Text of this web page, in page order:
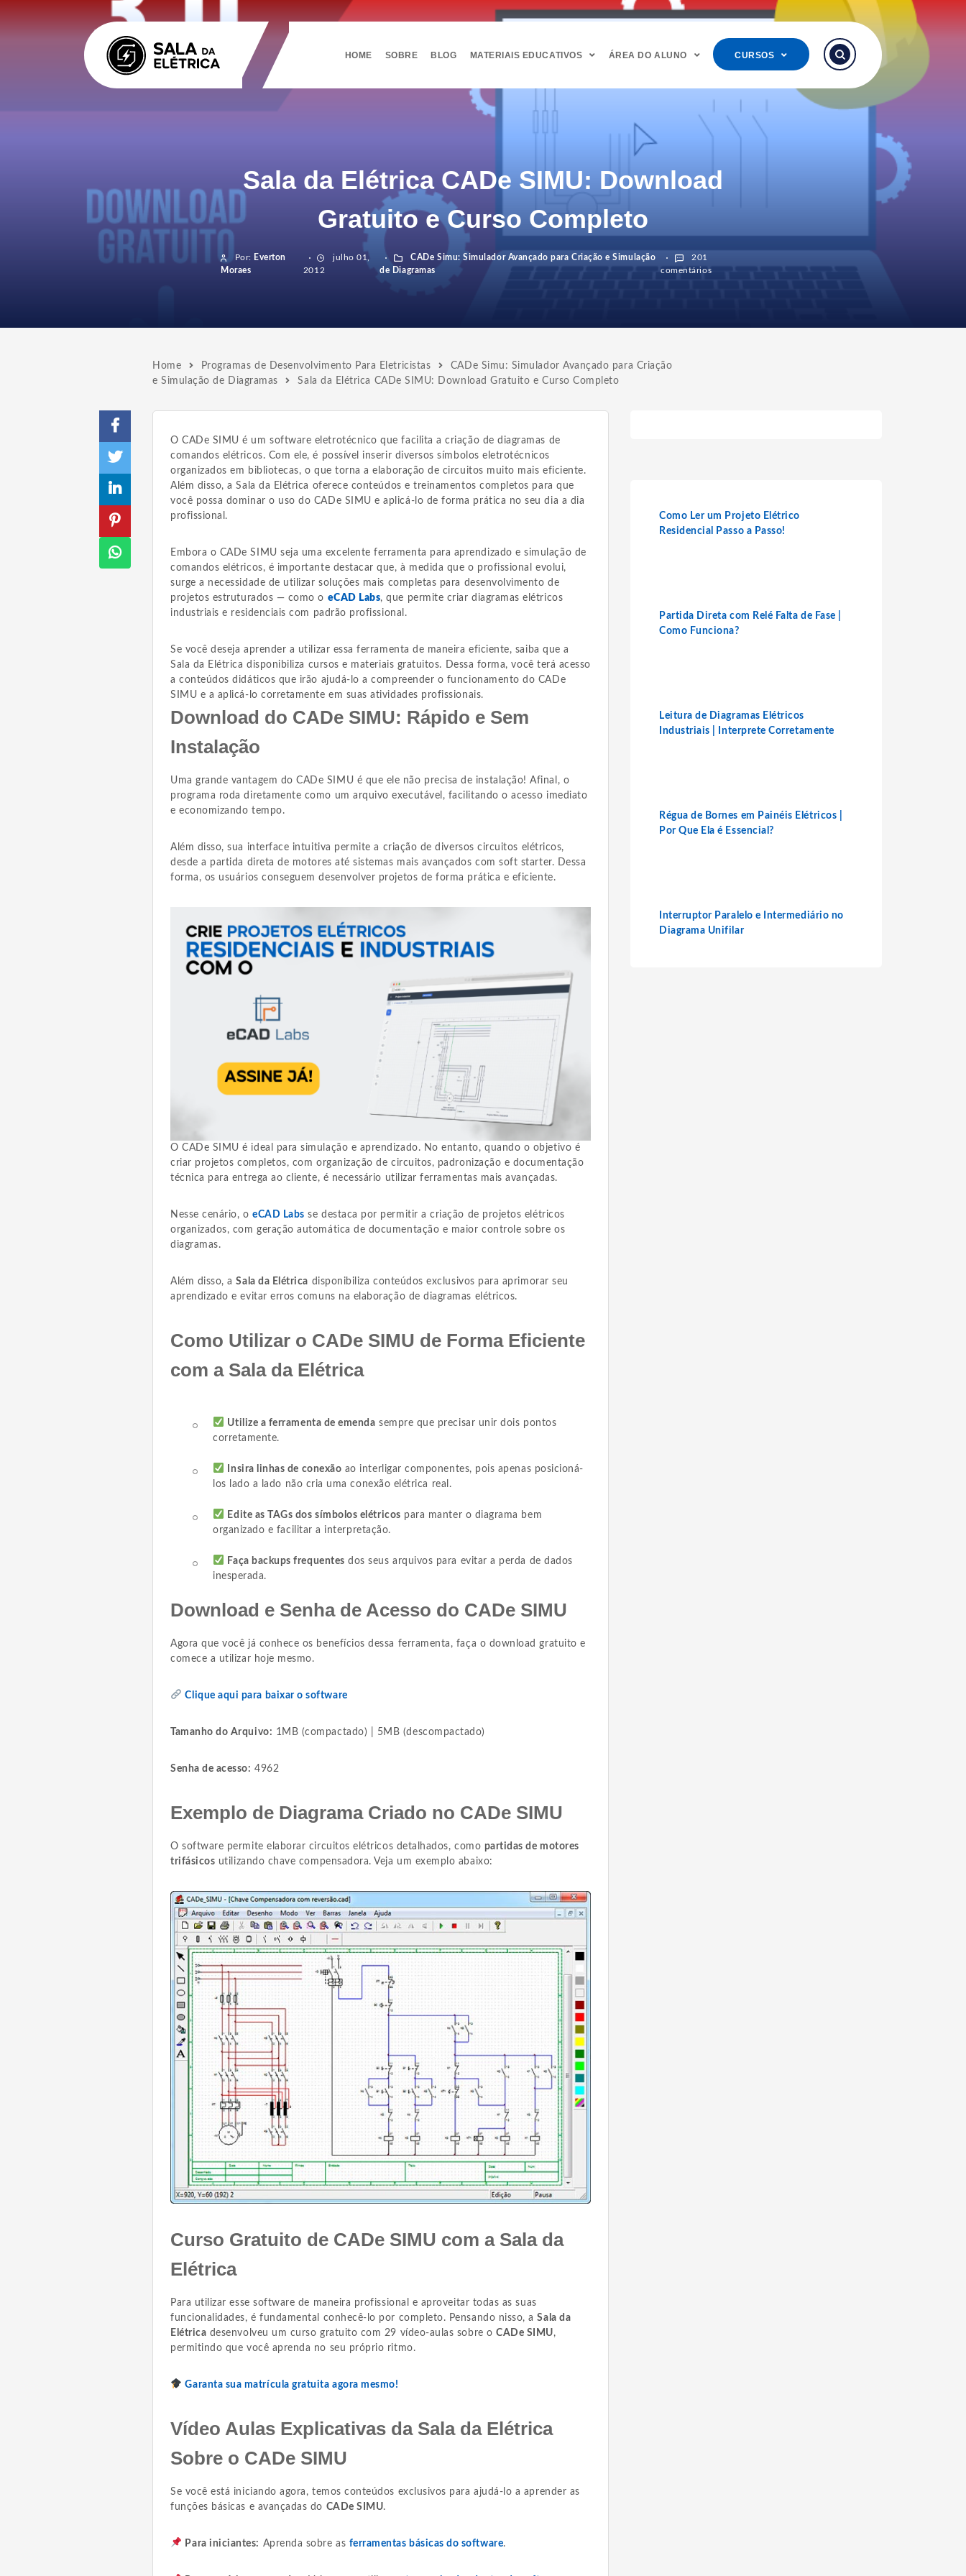
HOME SOBRE BLOG MATERIAIS EDUCATIVOS ÁREA DO ALUNO CURSOS
Sala da Elétrica CADe SIMU: Download
Gratuito e Curso Completo
Por: Everton
Moraes
julho 01,
2012
CADe Simu: Simulador Avançado para Criação e Simulação
de Diagramas
201
comentários
Home Programas de Desenvolvimento Para Eletricistas
CADe Simu: Simulador Avançado para Criação
e Simulação de Diagramas
Sala da Elétrica CADe SIMU: Download Gratuito e Curso Completo
O CADe SIMU é um software eletrotécnico que facilita a criação de diagramas de
comandos elétricos. Com ele, é possível inserir diversos símbolos eletrotécnicos
organizados em bibliotecas, o que torna a elaboração de circuitos muito mais eficiente.
Além disso, a Sala da Elétrica oferece conteúdos e treinamentos completos para que
você possa dominar o uso do CADe SIMU e aplicá-lo de forma prática no seu dia a dia
profissional.
Embora o CADe SIMU seja uma excelente ferramenta para aprendizado e simulação de
comandos elétricos, é importante destacar que, à medida que o profissional evolui,
surge a necessidade de utilizar soluções mais completas para desenvolvimento de
projetos estruturados — como o eCAD Labs, que permite criar diagramas elétricos
industriais e residenciais com padrão profissional.
Se você deseja aprender a utilizar essa ferramenta de maneira eficiente, saiba que a
Sala da Elétrica disponibiliza cursos e materiais gratuitos. Dessa forma, você terá acesso
a conteúdos didáticos que irão ajudá-lo a compreender o funcionamento do CADe
SIMU e a aplicá-lo corretamente em suas atividades profissionais.
Download do CADe SIMU: Rápido e Sem
Instalação
Uma grande vantagem do CADe SIMU é que ele não precisa de instalação! Afinal, o
programa roda diretamente como um arquivo executável, facilitando o acesso imediato
e economizando tempo.
Além disso, sua interface intuitiva permite a criação de diversos circuitos elétricos,
desde a partida direta de motores até sistemas mais avançados com soft starter. Dessa
forma, os usuários conseguem desenvolver projetos de forma prática e eficiente.
O CADe SIMU é ideal para simulação e aprendizado. No entanto, quando o objetivo é
criar projetos completos, com organização de circuitos, padronização e documentação
técnica para entrega ao cliente, é necessário utilizar ferramentas mais avançadas.
Nesse cenário, oeCAD Labs se destaca por permitir a criação de projetos elétricos
organizados, com geração automática de documentação e maior controle sobre os
diagramas.
Além disso, aSala da Elétrica disponibiliza conteúdos exclusivos para aprimorar seu
aprendizado e evitar erros comuns na elaboração de diagramas elétricos.
Como Utilizar o CADe SIMU de Forma Eficiente
com a Sala da Elétrica
Utilize a ferramenta de emenda sempre que precisar unir dois pontos
corretamente.
Insira linhas de conexão ao interligar componentes, pois apenas posicioná-
los lado a lado não cria uma conexão elétrica real.
Edite as TAGs dos símbolos elétricos para manter o diagrama bem
organizado e facilitar a interpretação.
Faça backups frequentes dos seus arquivos para evitar a perda de dados
inesperada.
Download e Senha de Acesso do CADe SIMU
Agora que você já conhece os benefícios dessa ferramenta, faça o download gratuito e
comece a utilizar hoje mesmo.
Clique aqui para baixar o software
Tamanho do Arquivo: 1MB (compactado) | 5MB (descompactado)
Senha de acesso: 4962
Exemplo de Diagrama Criado no CADe SIMU
O software permite elaborar circuitos elétricos detalhados, como partidas de motores
trifásicos utilizando chave compensadora. Veja um exemplo abaixo:
Curso Gratuito de CADe SIMU com a Sala da
Elétrica
Para utilizar esse software de maneira profissional e aproveitar todas as suas
funcionalidades, é fundamental conhecê-lo por completo. Pensando nisso, aSala da
Elétrica desenvolveu um curso gratuito com 29 vídeo-aulas sobre oCADe SIMU,
permitindo que você aprenda no seu próprio ritmo.
Garanta sua matrícula gratuita agora mesmo!
Vídeo Aulas Explicativas da Sala da Elétrica
Sobre o CADe SIMU
Se você está iniciando agora, temos conteúdos exclusivos para ajudá-lo a aprender as
funções básicas e avançadas do CADe SIMU.
Para iniciantes: Aprenda sobre as ferramentas básicas do software.
Como Ler um Projeto Elétrico
Residencial Passo a Passo!
Partida Direta com Relé Falta de Fase |
Como Funciona?
Leitura de Diagramas Elétricos
Industriais | Interprete Corretamente
Régua de Bornes em Painéis Elétricos |
Por Que Ela é Essencial?
Interruptor Paralelo e Intermediário no
Diagrama Unifilar